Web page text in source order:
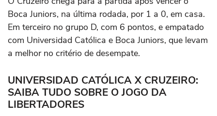
Boca Juniors, na última rodada, por 1 a 0, em casa.
Em terceiro no grupo D, com 6 pontos, e empatado
com Universidad Católica e Boca Juniors, que levam
a melhor no critério de desempate.
UNIVERSIDAD CATÓLICA X CRUZEIRO:
SAIBA TUDO SOBRE O JOGO DA
LIBERTADORES